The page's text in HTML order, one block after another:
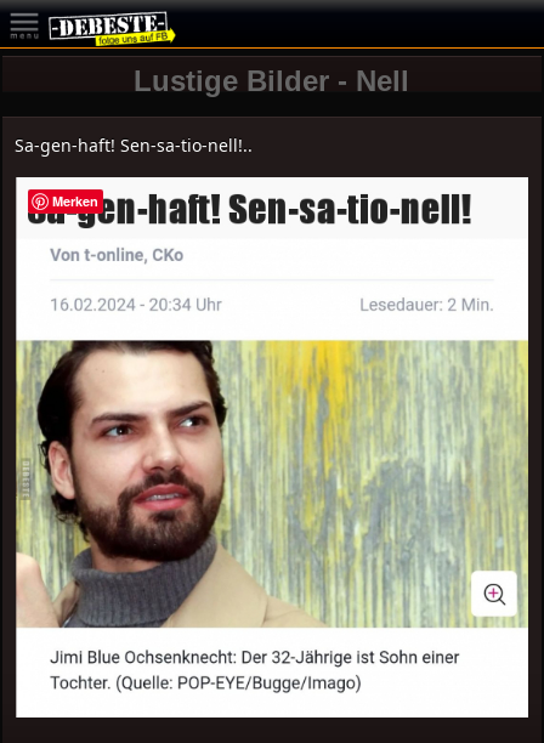
Lustige Bilder - Nell
Sa-gen-haft! Sen-sa-tio-nell!..
Merken